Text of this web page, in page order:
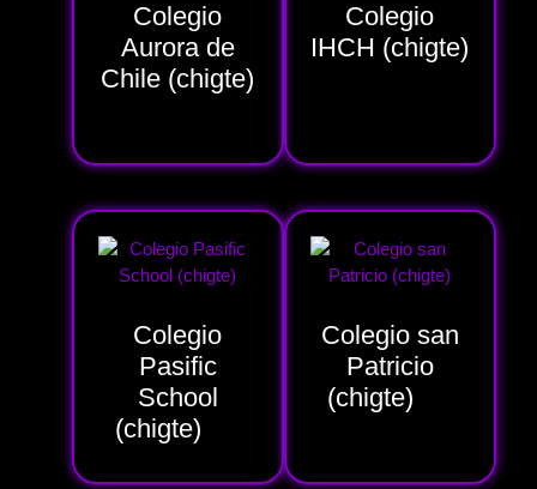
Colegio
Aurora de
Chile (chigte)
Colegio
IHCH (chigte)
Colegio
Pasific
School
(chigte)
Colegio san
Patricio
(chigte)